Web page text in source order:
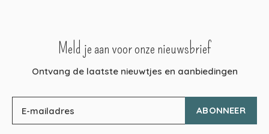
Meld je aan voor onze nieuwsbrief
Ontvang de laatste nieuwtjes en aanbiedingen
ABONNEER